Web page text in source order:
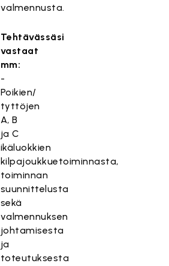
valmennusta.
Tehtävässäsi
vastaat
mm:
-
Poikien/
tyttöjen
A, B
ja C
ikäluokkien
kilpajoukkuetoiminnasta,
toiminnan
suunnittelusta
sekä
valmennuksen
johtamisesta
ja
toteutuksesta